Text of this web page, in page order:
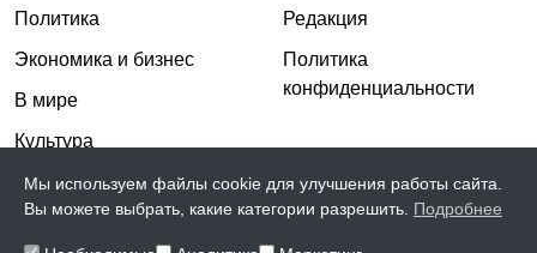
Политика
Экономика и бизнес
В мире
Культура
Спорт
Редакция
Политика
конфиденциальности
Мы используем файлы cookie для улучшения работы сайта.
Вы можете выбрать, какие категории разрешить. Подробнее